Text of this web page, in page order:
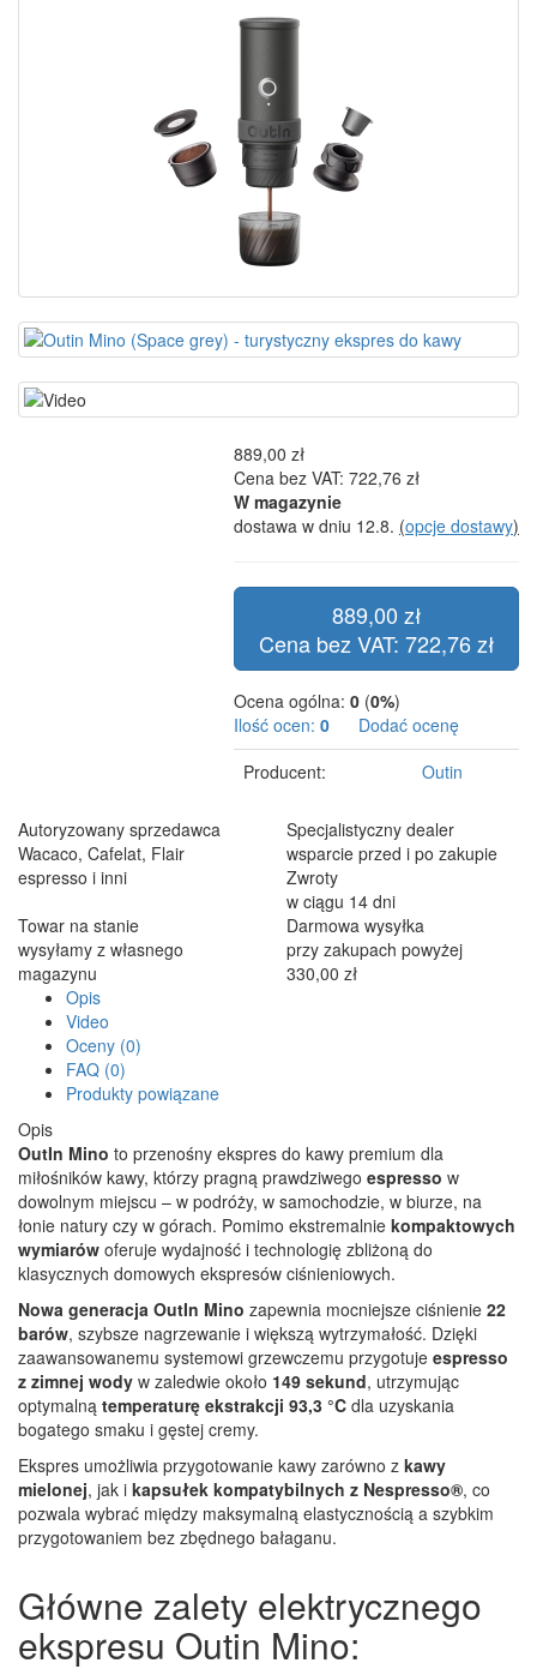
889,00 zł
Cena bez VAT: 722,76 zł
W magazynie
dostawa w dniu 12.8. (opcje dostawy)
889,00 zł
Cena bez VAT: 722,76 zł
Ocena ogólna: 0 (0%)
Ilość ocen: 0
Dodać ocenę
Producent:
Outin
Autoryzowany sprzedawca
Wacaco, Cafelat, Flair
espresso i inni
Specjalistyczny dealer
wsparcie przed i po zakupie
Zwroty
w ciągu 14 dni
Towar na stanie
wysyłamy z własnego
magazynu
Darmowa wysyłka
przy zakupach powyżej
330,00 zł
Opis
Video
Oceny (0)
FAQ (0)
Produkty powiązane
Opis
OutIn Mino to przenośny ekspres do kawy premium dla
miłośników kawy, którzy pragną prawdziwego espresso w
dowolnym miejscu – w podróży, w samochodzie, w biurze, na
łonie natury czy w górach. Pomimo ekstremalnie kompaktowych
wymiarów oferuje wydajność i technologię zbliżoną do
klasycznych domowych ekspresów ciśnieniowych.
Nowa generacja OutIn Mino zapewnia mocniejsze ciśnienie 22
barów, szybsze nagrzewanie i większą wytrzymałość. Dzięki
zaawansowanemu systemowi grzewczemu przygotuje espresso
z zimnej wody w zaledwie około 149 sekund, utrzymując
optymalną temperaturę ekstrakcji 93,3 °C dla uzyskania
bogatego smaku i gęstej cremy.
Ekspres umożliwia przygotowanie kawy zarówno z kawy
mielonej, jak i kapsułek kompatybilnych z Nespresso®, co
pozwala wybrać między maksymalną elastycznością a szybkim
przygotowaniem bez zbędnego bałaganu.
Główne zalety elektrycznego
ekspresu Outin Mino: